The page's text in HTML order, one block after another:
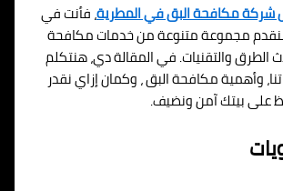
شركة مكافحة البق في المطرية، فأنت في
بنقدم مجموعة متنوعة من خدمات مكافحة
الطرق والتقنيات. في المقالة دي، هنتكلم
وأهمية مكافحة البق ، وكمان إزاي نقدر
على بيتك آمن ونضيف.